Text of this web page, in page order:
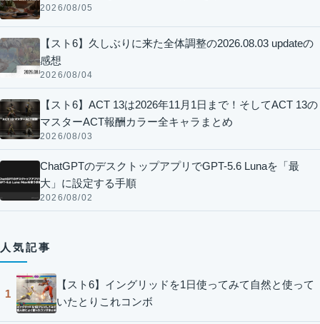
2026/08/05
【スト6】久しぶりに来た全体調整の2026.08.03 updateの
感想
2026/08/04
【スト6】ACT 13は2026年11月1日まで！そしてACT 13の
マスターACT報酬カラー全キャラまとめ
2026/08/03
ChatGPTのデスクトップアプリでGPT-5.6 Lunaを「最
大」に設定する手順
2026/08/02
人気記事
1
【スト6】イングリッドを1日使ってみて自然と使って
いたとりこれコンボ